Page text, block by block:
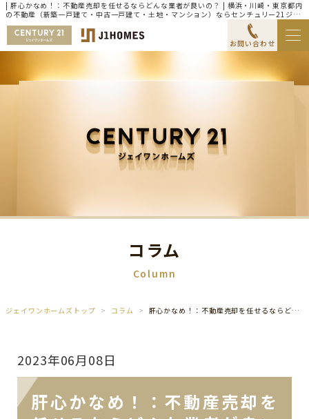
| 肝心かなめ！：不動産売却を任せるならどんな業者が良いの？ | 横浜・川崎・東京都内
の不動産（新築一戸建て・中古一戸建て・土地・マンション）ならセンチュリー21ジェ
イワンホームズ
お問い合わせ
コラム
Column
ジェイワンホームズトップ コラム 肝心かなめ！：不動産売却を任せるならどんな業者が良いの？
2023年06月08日
肝心かなめ！：不動産売却を